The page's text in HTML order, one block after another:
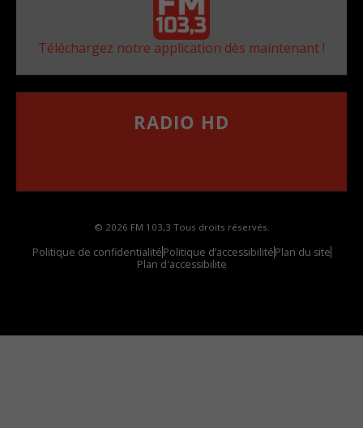
Téléchargez notre application dès maintenant !
RADIO HD
© 2026 FM 103,3 Tous droits réservés.
Politique de confidentialitéPolitique d’accessibilitéPlan du site
Plan d'accessibilite